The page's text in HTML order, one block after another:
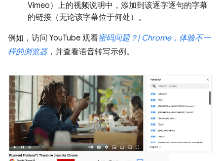
Vimeo）上的视频说明中，添加到该逐字逐句的字幕
的链接（无论该字幕位于何处）。
例如，访问 YouTube 观看密码问题？| Chrome，体验不一
样的浏览器，并查看语音转写示例。